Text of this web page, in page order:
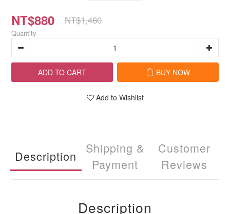
NT$880 NT$1,480
Quantity
ADD TO CART BUY NOW
Add to Wishlist
Description
Shipping &
Payment
Customer
Reviews
Description